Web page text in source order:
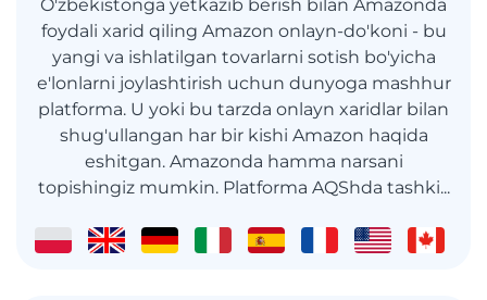
O'zbekistonga yetkazib berish bilan Amazonda
foydali xarid qiling Amazon onlayn-do'koni - bu
yangi va ishlatilgan tovarlarni sotish bo'yicha
e'lonlarni joylashtirish uchun dunyoga mashhur
platforma. U yoki bu tarzda onlayn xaridlar bilan
shug'ullangan har bir kishi Amazon haqida
eshitgan. Amazonda hamma narsani
topishingiz mumkin. Platforma AQShda tashki...